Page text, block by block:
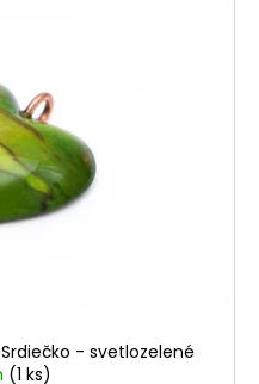
- svetlozelené
(1 ks)